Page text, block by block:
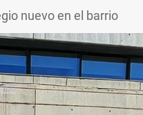
nuevo en el barrio